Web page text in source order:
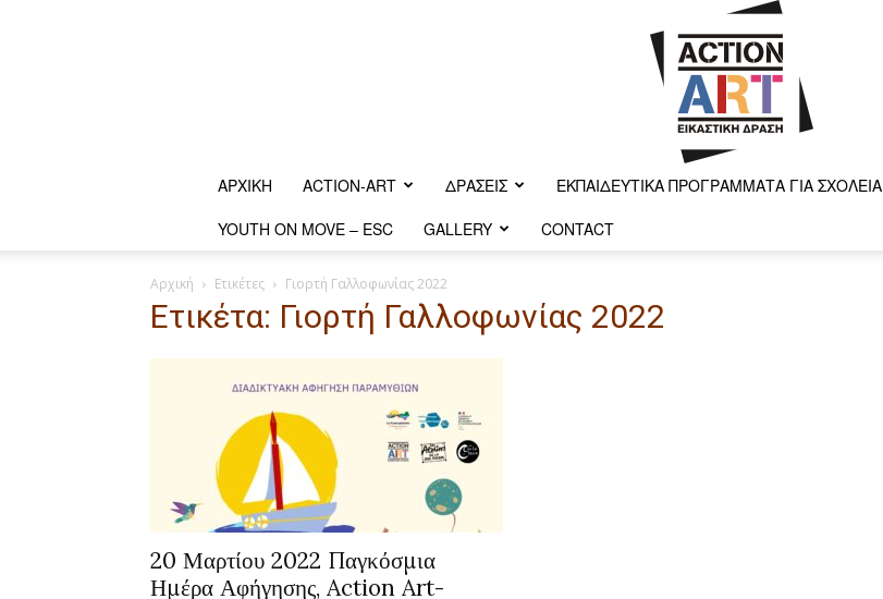
ΑΡΧΙΚΗ ACTION-ART ΔΡΆΣΕΙΣ ΕΚΠΑΙΔΕΥΤΙΚΆ ΠΡΟΓΡΆΜΜΑΤΑ ΓΙΑ ΣΧΟΛΕΊΑ
YOUTH ON MOVE – ESC
GALLERY CONTACT
Αρχική Ετικέτες Γιορτή Γαλλοφωνίας 2022
Ετικέτα: Γιορτή Γαλλοφωνίας 2022
20 Μαρτίου 2022 Παγκόσμια
Ημέρα Αφήγησης, Action Art-